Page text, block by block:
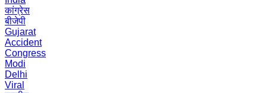
कांग्रेस
बीजेपी
Gujarat
Accident
Congress
Modi
Delhi
Viral